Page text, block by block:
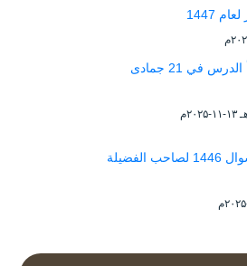
1447
شرح كتاب الداء والدواء بدأ الدرس في 21 جمادى
شرح نواقض الإسلام في شوال 1446 لصاحب الفضيلة